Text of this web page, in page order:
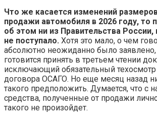
Что же касается изменений
продажи автомобиля в 2026 году, то
об этом ни из Правительства
не поступало. Хотя это мало, о чем
абсолютно неожиданно было заявлено,
готовится принять в третьем чтении
исключающий обязательный
договора ОСАГО. Но еще месяц назад
такого предположить. Думается, что с
средства, полученные от продажи
такого не произойдет.